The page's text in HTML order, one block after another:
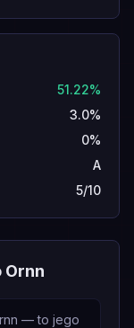
51.22%
3.0%
0%
A
5/10
Ornn
— to jego